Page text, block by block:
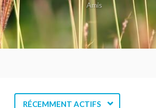
Amis
RÉCEMMENT ACTIFS